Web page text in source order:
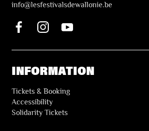
info@lesfestivalsdewallonie.be
INFORMATION
Tickets & Booking
Accessibility
Solidarity Tickets